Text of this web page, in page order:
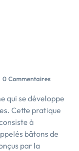
0 Commentaires
qui se développe
Cette pratique
à
bâtons de
par la